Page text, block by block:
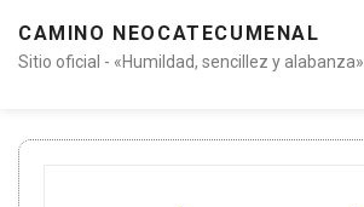
CAMINO NEOCATECUMENAL
Sitio oficial - «Humildad, sencillez y alabanza»